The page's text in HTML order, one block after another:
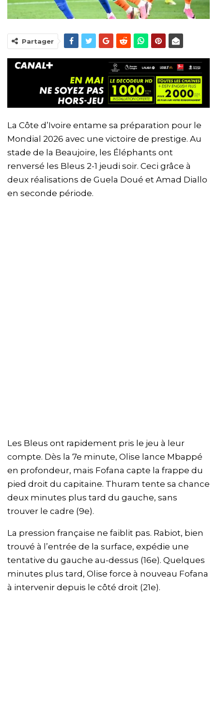
Partager
La Côte d’Ivoire entame sa préparation pour le
Mondial 2026 avec une victoire de prestige. Au
stade de la Beaujoire, les Éléphants ont
renversé les Bleus 2-1 jeudi soir. Ceci grâce à
deux réalisations de Guela Doué et Amad Diallo
en seconde période.
Les Bleus ont rapidement pris le jeu à leur
compte. Dès la 7e minute, Olise lance Mbappé
en profondeur, mais Fofana capte la frappe du
pied droit du capitaine. Thuram tente sa chance
deux minutes plus tard du gauche, sans
trouver le cadre (9e).
La pression française ne faiblit pas. Rabiot, bien
trouvé à l’entrée de la surface, expédie une
tentative du gauche au-dessus (16e). Quelques
minutes plus tard, Olise force à nouveau Fofana
à intervenir depuis le côté droit (21e).